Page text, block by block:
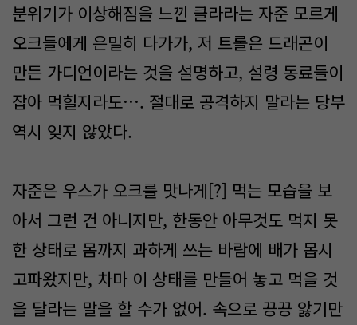
분위기가 이상해짐을 느낀 클라라는 자준 모르게
오크들에게 은밀히 다가가, 저 트롤은 드래곤이
만든 가디언이라는 것을 설명하고, 설령 동료들이
잡아 먹힐지라도…. 절대로 공격하지 말라는 당부
역시 잊지 않았다.
자준은 우스가 오크를 맛나게[?] 먹는 모습을 보
아서 그런 건 아니지만, 한동안 아무것도 먹지 못
한 상태로 몸까지 과하게 쓰는 바람에 배가 몹시
고파왔지만, 차마 이 상태를 만들어 놓고 먹을 것
을 달라는 말을 할 수가 없어. 속으로 끙끙 앓기만